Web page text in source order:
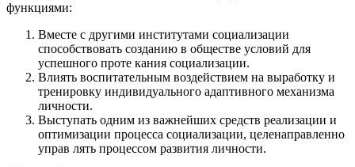
функциями:
Вместе с другими институтами социализации
способствовать созданию в обществе условий для
успешного проте кания социализации.
Влиять воспитательным воздействием на выработку и
тренировку индивидуального адаптивного механизма
личности.
Выступать одним из важнейших средств реализации и
оптимизации процесса социализации, целенаправленно
управ лять процессом развития личности.